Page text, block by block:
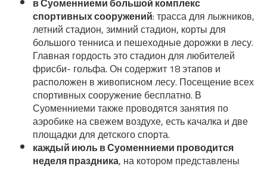
спортивных сооружений: трасса для лыжников,
летний стадион, зимний стадион, корты для
большого тенниса и пешеходные дорожки в лесу.
Главная гордость это стадион для любителей
фрисби- гольфа. Он содержит 18 этапов и
расположен в живописном лесу. Посещение всех
спортивных сооружение бесплатно. В
Суоменниеми также проводятся занятия по
аэробике на свежем воздухе, есть качалка и две
площадки для детского спорта.
каждый июль в Суоменниеми проводится
неделя праздника, на котором представлены